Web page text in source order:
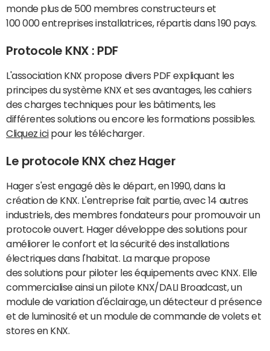
monde plus de 500 membres constructeurs et
100 000 entreprises installatrices, répartis dans 190 pays.
Protocole KNX : PDF
L'association KNX propose divers PDF expliquant les
principes du système KNX et ses avantages, les cahiers
des charges techniques pour les bâtiments, les
différentes solutions ou encore les formations possibles.
Cliquez icipour les télécharger.
Le protocole KNX chez Hager
Hager s'est engagé dès le départ, en 1990, dans la
création de KNX. L'entreprise fait partie, avec 14 autres
industriels, des membres fondateurs pour promouvoir un
protocole ouvert. Hager développe des solutions pour
améliorer le confort et la sécurité des installations
électriques dans l'habitat. La marque propose
des solutions pour piloter les équipements avec KNX. Elle
commercialise ainsi un pi­lote KNX/​DALI Broad­cast, un
mo­dule de va­ria­tion d'éclai­rage, un détecteur d présence
et de luminosité et un mo­dule de com­mande de vo­lets et
stores en KNX.